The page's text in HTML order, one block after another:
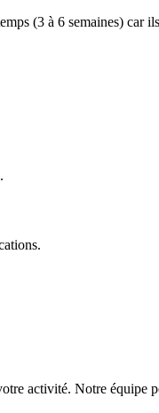
(3 à 6 semaines) car
activité. Notre équipe